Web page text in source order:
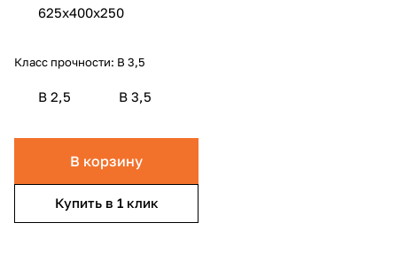
625x400x250
Класс прочности: B 3,5
B 2,5 B 3,5
В корзину
Купить в 1 клик